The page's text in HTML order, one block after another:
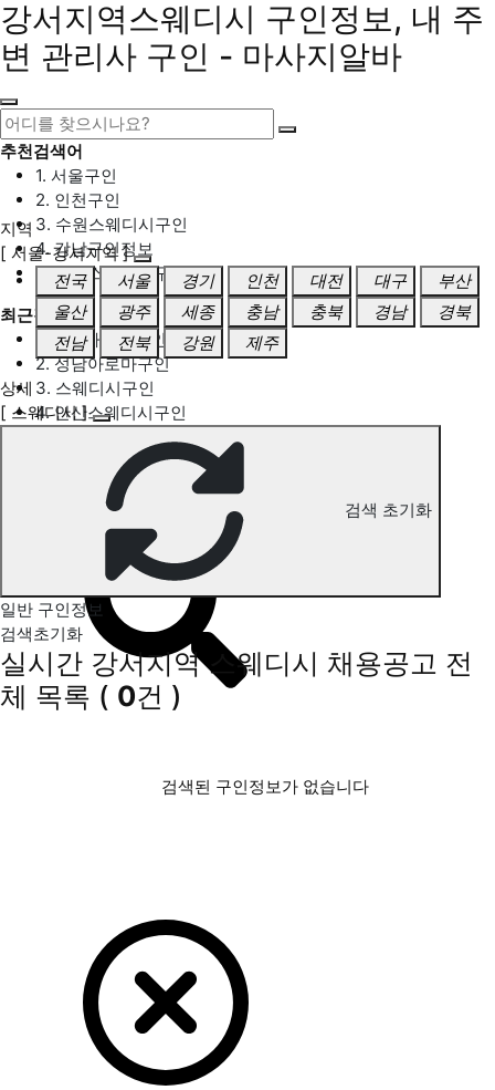
강서지역스웨디시 구인정보, 내 주
변 관리사 구인 - 마사지알바
추천검색어
1. 서울구인
2. 인천구인
3. 수원스웨디시구인
4. 강남구인정보
5. 동탄스웨디시구인
최근검색어
1. 일산마사지구인
2. 성남아로마구인
3. 스웨디시구인
4. 안산스웨디시구인
강서지역 스웨디시 구인정보
지역
[ 서울-강서지역 ]
전국
서울 경기 인천 대전 대구
부산
울산
광주 세종 충남 충북 경남
경북
전남
전북 강원 제주
상세
[ 스웨디시 ]
검색 초기화
일반 구인정보
검색초기화
실시간 강서지역 스웨디시 채용공고 전
체 목록 ( 0건 )
검색된 구인정보가 없습니다